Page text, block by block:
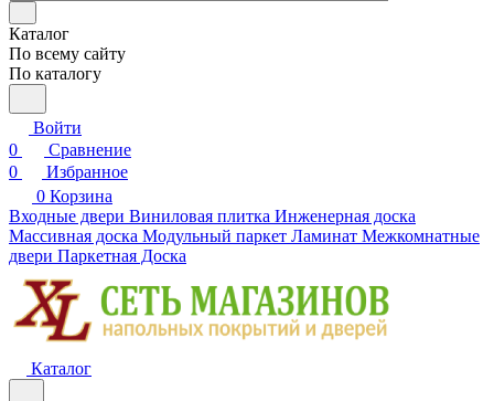
Каталог
По всему сайту
По каталогу
Войти
0
Сравнение
0
Избранное
0 Корзина
Входные двери Виниловая плитка Инженерная доска
Массивная доска Модульный паркет Ламинат Межкомнатные
двери Паркетная Доска
Каталог